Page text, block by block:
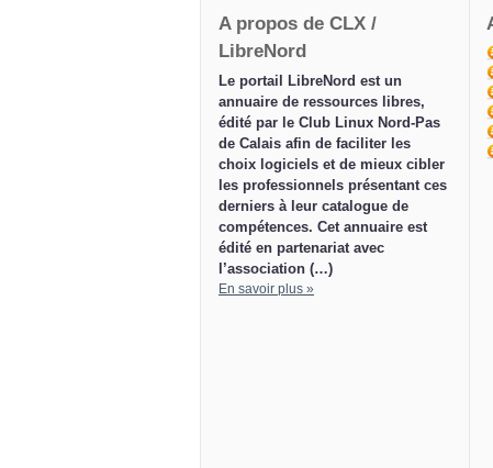
A propos de CLX /
LibreNord
Le portail LibreNord est un
annuaire de ressources libres,
édité par le Club Linux Nord-Pas
de Calais afin de faciliter les
choix logiciels et de mieux cibler
les professionnels présentant ces
derniers à leur catalogue de
compétences. Cet annuaire est
édité en partenariat avec
l’association (…)
En savoir plus »